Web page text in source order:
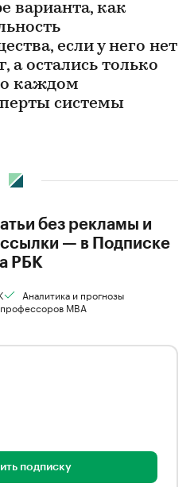
варианта, как
если у него нет
а остались только
о каждом
системы
без рекламы и
— в Подписке
РБК
Аналитика и прогнозы
MBA
подписку